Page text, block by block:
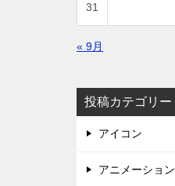
31
« 9月
投稿カテゴリー
アイコン
アニメーション